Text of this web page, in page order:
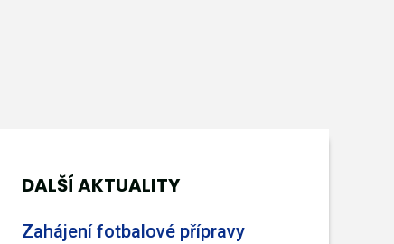
DALŠÍ AKTUALITY
Zahájení fotbalové přípravy